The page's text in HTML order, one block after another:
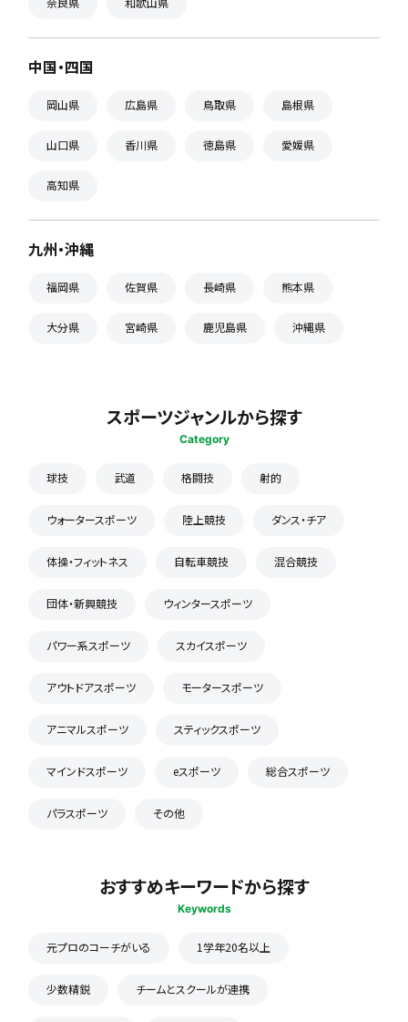
中国・四国
岡山県 広島県 鳥取県 島根県
山口県 香川県 徳島県 愛媛県
高知県
九州・沖縄
福岡県 佐賀県 長崎県 熊本県
大分県 宮崎県 鹿児島県 沖縄県
スポーツジャンルから探す
Category
球技 武道 格闘技 射的
ウォータースポーツ 陸上競技 ダンス・チア
体操・フィットネス 自転車競技 混合競技
団体・新興競技 ウィンタースポーツ
パワー系スポーツ スカイスポーツ
アウトドアスポーツ モータースポーツ
アニマルスポーツ スティックスポーツ
マインドスポーツ eスポーツ 総合スポーツ
パラスポーツ その他
おすすめキーワードから探す
Keywords
元プロのコーチがいる 1学年20名以上
少数精鋭 チームとスクールが連携